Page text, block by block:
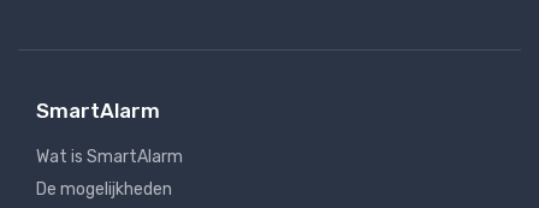
SmartAlarm
Wat is SmartAlarm
De mogelijkheden